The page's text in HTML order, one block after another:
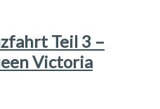
Teil 3 –
Victoria